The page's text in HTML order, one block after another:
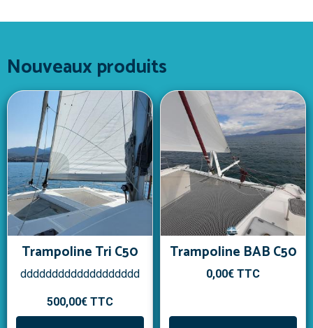
Nouveaux produits
Trampoline Tri C50
ddddddddddddddddddd
500,00€ TTC
Trampoline BAB C50
0,00€ TTC